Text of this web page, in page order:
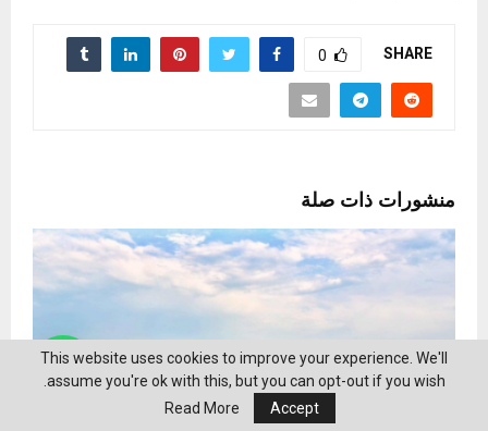
SHARE
0
منشورات ذات صلة
This website uses cookies to improve your experience. We'll
assume you're ok with this, but you can opt-out if you wish.
Accept
Read More